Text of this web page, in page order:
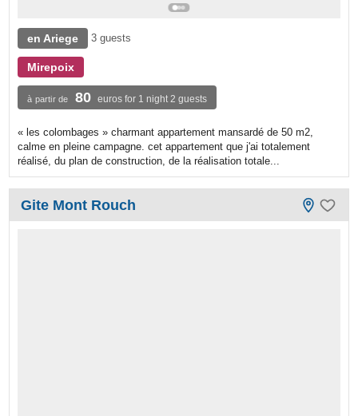
en Ariege 3 guests
Mirepoix
à partir de 80 euros for 1 night 2 guests
« les colombages » charmant appartement mansardé de 50 m2,
calme en pleine campagne. cet appartement que j'ai totalement
réalisé, du plan de construction, de la réalisation totale...
Gite Mont Rouch